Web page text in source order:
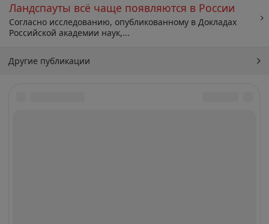
Ландспауты всё чаще появляются в России
Согласно исследованию, опубликованному в Докладах
Российской академии наук,...
Другие публикации